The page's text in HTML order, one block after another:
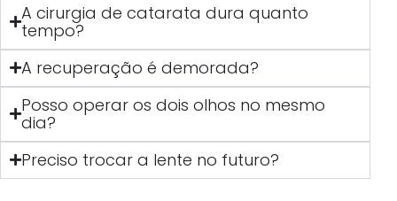
A cirurgia de catarata dura quanto
tempo?
A recuperação é demorada?
Posso operar os dois olhos no mesmo
dia?
Preciso trocar a lente no futuro?